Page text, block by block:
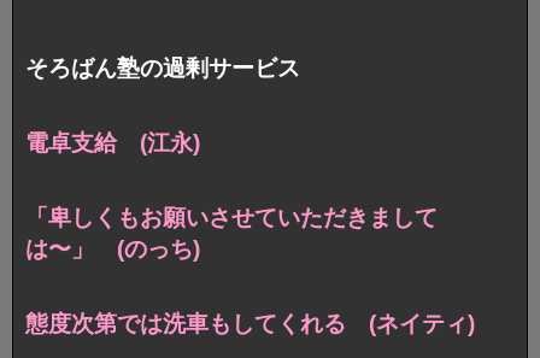
そろばん塾の過剰サービス
電卓支給 (江永)
「卑しくもお願いさせていただきまして
は〜」 (のっち)
態度次第では洗車もしてくれる (ネイティ)